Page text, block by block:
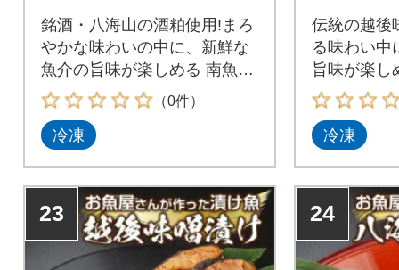
銘酒・八海山の酒粕使用!まろ
やかな味わいの中に、新鮮な
魚介の旨味が楽しめる 南魚沼
の粕漬けセット!
（0件）
冷凍
伝統の越後
る味わい中
旨味が楽し
漬けセット!
冷凍
23 24